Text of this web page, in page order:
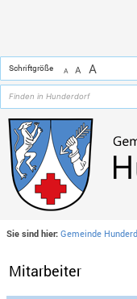
Schriftgröße A A A
Sie sind hier: Gemeinde
Mitarbeiter